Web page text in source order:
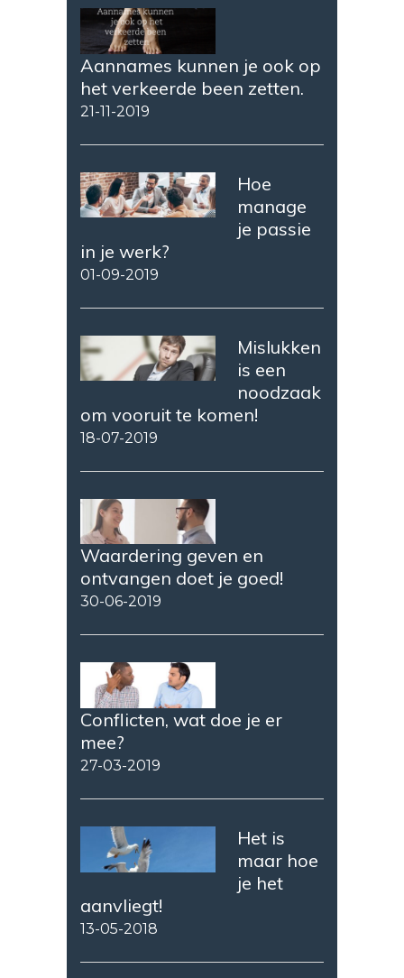
Aannames kunnen je ook op
het verkeerde been zetten.
21-11-2019
Hoe
manage
je passie
in je werk?
01-09-2019
Mislukken
is een
noodzaak
om vooruit te komen!
18-07-2019
Waardering geven en
ontvangen doet je goed!
30-06-2019
Conflicten, wat doe je er
mee?
27-03-2019
Het is
maar hoe
je het
aanvliegt!
13-05-2018